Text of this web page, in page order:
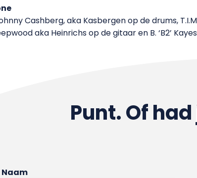
Cashberg, aka Kasbergen op de drums,
aka Heinrichs op de gitaar en B. ‘B2’
Punt. Of
Naam